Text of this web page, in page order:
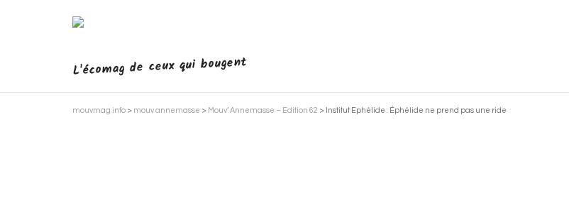
L'écomag de ceux qui bougent
mouvmag.info > mouv annemasse > Mouv’ Annemasse – Edition 62 > Institut Ephélide : Éphélide ne prend pas une ride